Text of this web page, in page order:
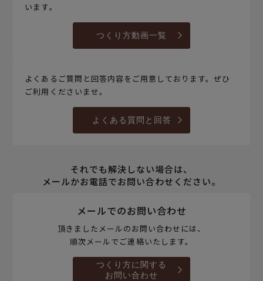
います。
つくり方動画一覧
よくあるご質問と回答内容をご用意しております。ぜひ
ご利用くださいませ。
よくある質問と回答
それでも解決しない場合は、
メールかお電話でお問い合わせください。
メールでのお問い合わせ
頂きましたメールのお問い合わせには、
順次メールでご連絡いたします。
つくり方に関する
お問い合わせ